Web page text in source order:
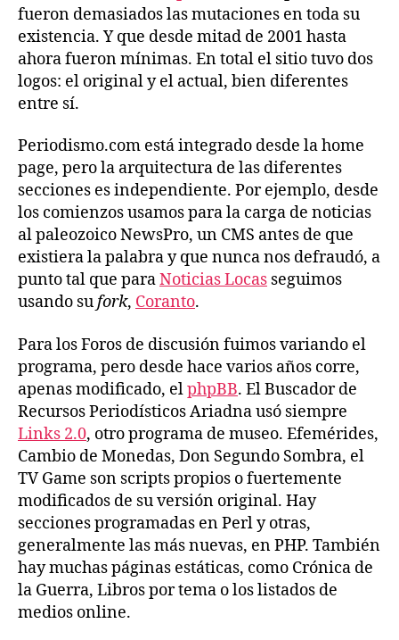
fueron demasiados las mutaciones en toda su
existencia. Y que desde mitad de 2001 hasta
ahora fueron mínimas. En total el sitio tuvo dos
logos: el original y el actual, bien diferentes
entre sí.
Periodismo.com está integrado desde la home
page, pero la arquitectura de las diferentes
secciones es independiente. Por ejemplo, desde
los comienzos usamos para la carga de noticias
al paleozoico NewsPro, un CMS antes de que
existiera la palabra y que nunca nos defraudó, a
punto tal que paraNoticias Locas seguimos
usando sufork, Coranto.
Para los Foros de discusión fuimos variando el
programa, pero desde hace varios años corre,
apenas modificado, elphpBB. El Buscador de
Recursos Periodísticos Ariadna usó siempre
Links 2.0, otro programa de museo. Efemérides,
Cambio de Monedas, Don Segundo Sombra, el
TV Game son scripts propios o fuertemente
modificados de su versión original. Hay
secciones programadas en Perl y otras,
generalmente las más nuevas, en PHP. También
hay muchas páginas estáticas, como Crónica de
la Guerra, Libros por tema o los listados de
medios online.